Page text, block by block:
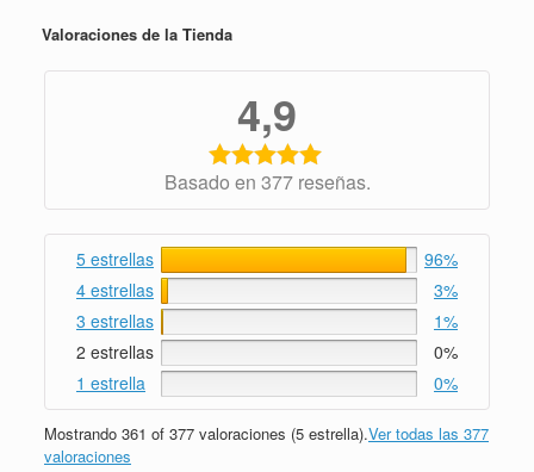
Valoraciones de la Tienda
4,9
Basado en 377 reseñas.
5 estrellas
96%
4 estrellas
3%
3 estrellas
1%
2 estrellas
0%
1 estrella
0%
Mostrando 361 of 377 valoraciones (5 estrella).Ver todas las 377
valoraciones